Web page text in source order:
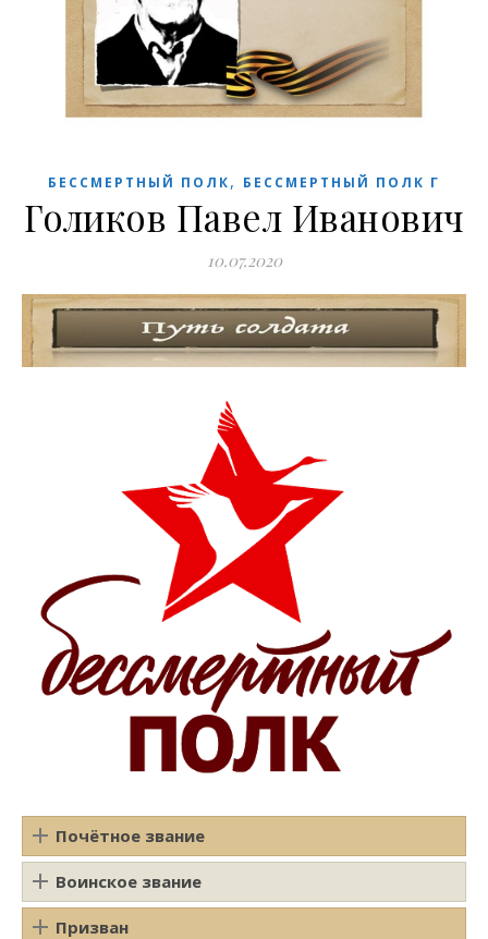
БЕССМЕРТНЫЙ ПОЛК, БЕССМЕРТНЫЙ ПОЛК Г
Голиков Павел Иванович
10.07.2020
Почётное звание
Воинское звание
Призван